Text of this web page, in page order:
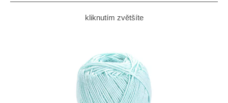
kliknutím zvětšíte